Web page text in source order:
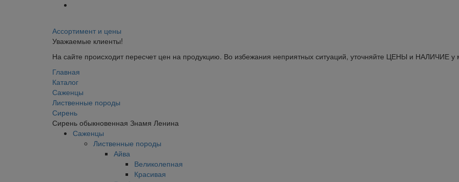
Ассортимент и цены
Уважаемые клиенты!
На сайте происходит пересчет цен на продукцию. Во избежания неприятных ситуаций, уточняйте ЦЕНЫ и НАЛИЧИЕ у
Главная
Каталог
Саженцы
Лиственные породы
Сирень
Сирень обыкновенная Знамя Ленина
Саженцы
Лиственные породы
Айва
Великолепная
Красивая